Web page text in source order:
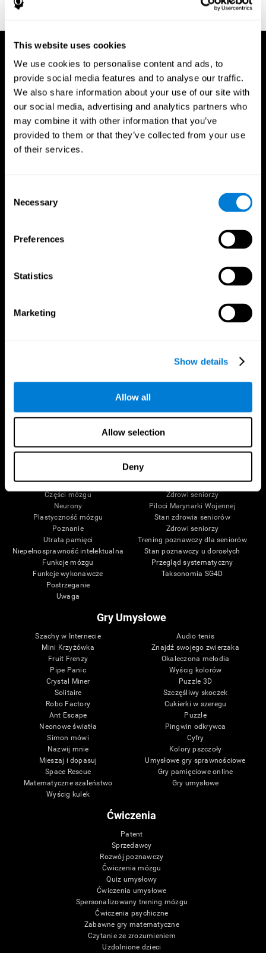
This website uses cookies
We use cookies to personalise content and ads, to
provide social media features and to analyse our traffic.
We also share information about your use of our site with
our social media, advertising and analytics partners who
may combine it with other information that you’ve
provided to them or that they’ve collected from your use
of their services.
Selection
Necessary
Preferences
Statistics
Marketing
Show details
Allow all
Allow selection
Deny
Śledź nas
Twój Mózg
O Twoim mózgu
Części mózgu
Neurony
Plastyczność mózgu
Poznanie
Utrata pamięci
Niepełnosprawność intelektualna
Funkcje mózgu
Funkcje wykonawcze
Postrzeganie
Uwaga
Badanie Zdrowia
Gry komputerowe
Zdrowi seniorzy
Piloci Marynarki Wojennej
Stan zdrowia seniorów
Zdrowi seniorzy
Trening poznawczy dla seniorów
Stan poznawczy u dorosłych
Przegląd systematyczny
Taksonomia SG4D
Gry Umysłowe
Szachy w Internecie
Mini Krzyżówka
Fruit Frenzy
Pipe Panic
Crystal Miner
Solitaire
Robo Factory
Ant Escape
Neonowe światła
Simon mówi
Nazwij mnie
Mieszaj i dopasuj
Space Rescue
Matematyczne szaleństwo
Wyścig kulek
Audio tenis
Znajdź swojego zwierzaka
Okaleczona melodia
Wyścig kolorów
Puzzle 3D
Szczęśliwy skoczek
Cukierki w szeregu
Puzzle
Pingwin odkrywca
Cyfry
Kolory pszczoły
Umysłowe gry sprawnościowe
Gry pamięciowe online
Gry umysłowe
Ćwiczenia
Patent
Sprzedawcy
Rozwój poznawczy
Ćwiczenia mózgu
Quiz umysłowy
Ćwiczenia umysłowe
Spersonalizowany trening mózgu
Ćwiczenia psychiczne
Zabawne gry matematyczne
Czytanie ze zrozumieniem
Uzdolnione dzieci